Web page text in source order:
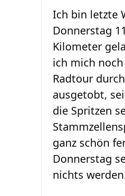
Ich bin letzte
Donnerstag
Kilometer
ich mich
Radtour
ausgetobt,
die Spritzen
ganz schön
Donnerstag
nichts